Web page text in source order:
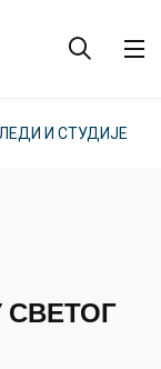
И СТУДИЈЕ